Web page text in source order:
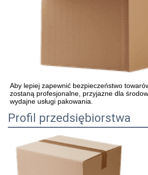
Aby lepiej zapewnić bezpieczeństwo
zostaną profesjonalne, przyjazne dla
wydajne usługi pakowania.
Profil przedsiębiorstwa